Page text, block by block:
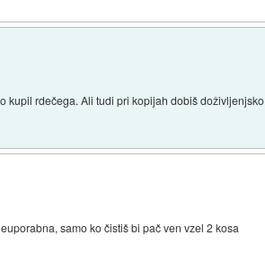
kupil rdečega. Ali tudi pri kopijah dobiš doživljenjsko
samo ko čistiš bi pač ven vzel 2 kosa